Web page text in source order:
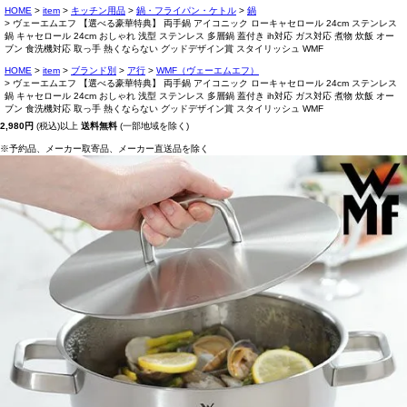
HOME item キッチン用品 鍋・フライパン・ケトル
鍋
ヴェーエムエフ 【選べる豪華特典】 両手鍋 アイコニック ローキャセロール 24cm ステンレス
鍋 キャセロール 24cm おしゃれ 浅型 ステンレス 多層鍋 蓋付き ih対応 ガス対応 煮物 炊飯 オー
ブン 食洗機対応 取っ手 熱くならない グッドデザイン賞 スタイリッシュ WMF
HOME item ブランド別 ア行
WMF（ヴェーエムエフ）
ヴェーエムエフ 【選べる豪華特典】 両手鍋 アイコニック ローキャセロール 24cm ステンレス
鍋 キャセロール 24cm おしゃれ 浅型 ステンレス 多層鍋 蓋付き ih対応 ガス対応 煮物 炊飯 オー
ブン 食洗機対応 取っ手 熱くならない グッドデザイン賞 スタイリッシュ WMF
2,980円 (税込)以上 送料無料 (一部地域を除く)
※予約品、メーカー取寄品、メーカー直送品を除く